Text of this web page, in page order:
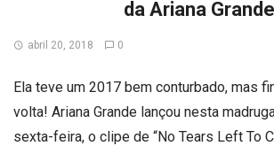
da Ariana Grande
abril 20, 2018 0
Ela teve um 2017 bem conturbado, mas
volta! Ariana Grande lançou nesta
sexta-feira, o clipe de “No Tears Left To